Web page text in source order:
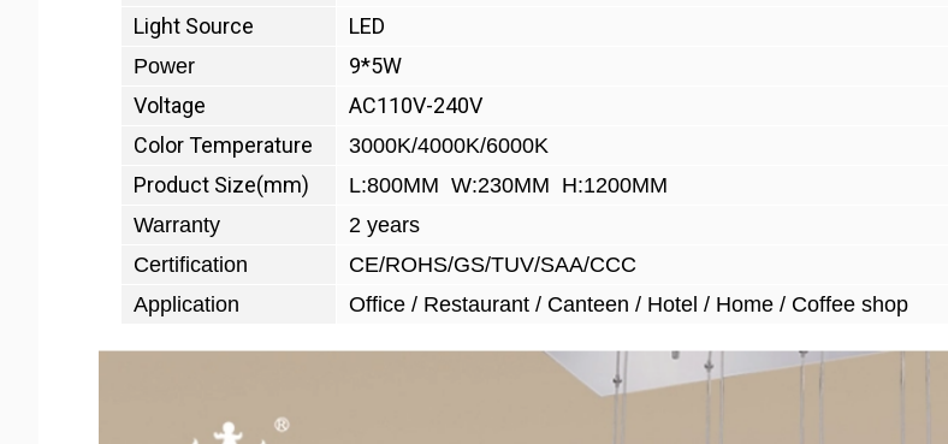
Light Source
LED
Power
9*5W
Voltage
AC110V-240V
Color Temperature
3000K/4000K/6000K
Product Size(mm)
L:800MM W:230MM H:1200MM
Warranty
2 years
Certification
CE/ROHS/GS/TUV/SAA/CCC
Application
Office / Restaurant / Canteen / Hotel / Home / Coffee shop